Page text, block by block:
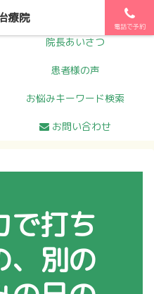
院長あいさつ
患者様の声
お悩みキーワード検索
お問い合わせ
で打ち
、別の
電話で予約